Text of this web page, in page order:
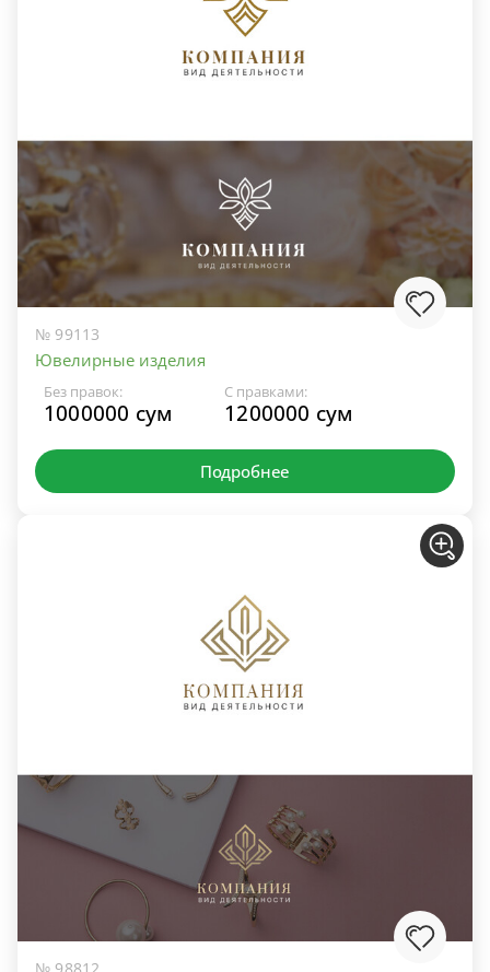
№ 99113
Ювелирные изделия
Без правок:
1000000 сум
С правками:
1200000 сум
Подробнее